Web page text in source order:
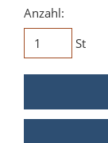
Anzahl:
St